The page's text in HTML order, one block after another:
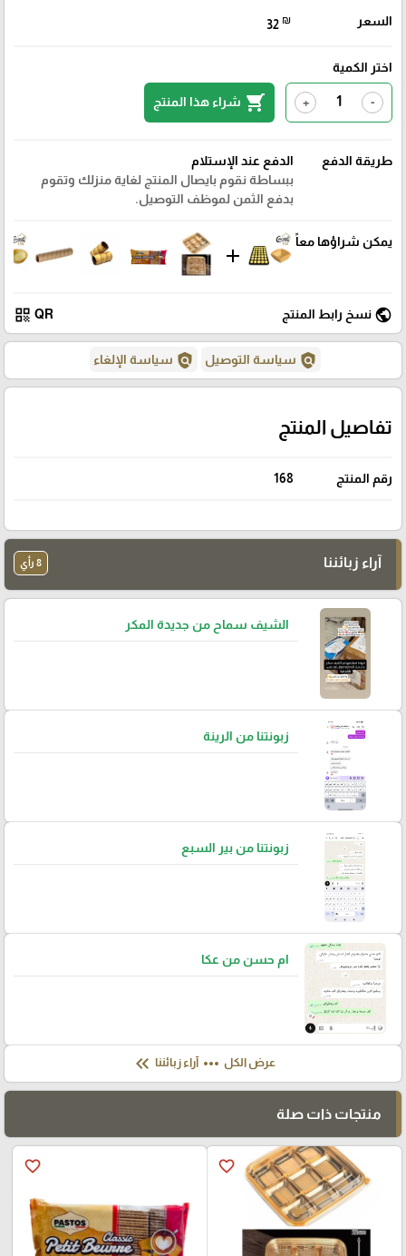
السعر 32 ₪
اختر الكمية
-
+
shopping_cart شراء هذا المنتج
طريقة الدفع
الدفع عند الإستلام
ببساطة نقوم بايصال المنتج لغاية منزلك وتقوم
بدفع الثمن لموظف التوصيل.
يمكن شراؤها معاً
add
public نسخ رابط المنتج QR
qr_code
policy سياسة التوصيل policy سياسة الإلغاء
تفاصيل المنتج
رقم المنتج 168
آراء زبائننا 8 رأي
الشيف سماح من جديدة المكر
زبونتنا من الرينة
زبونتنا من بير السبع
ام حسن من عكا
عرض الكل more_horiz آراء زبائننا keyboard_double_arrow_left
منتجات ذات صلة
favorite_border
favorite_border